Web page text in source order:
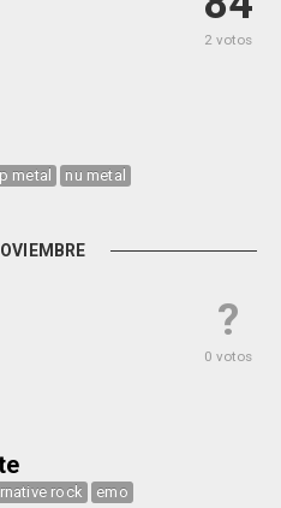
2 votos
metal
nu metal
?
0 votos
rock emo